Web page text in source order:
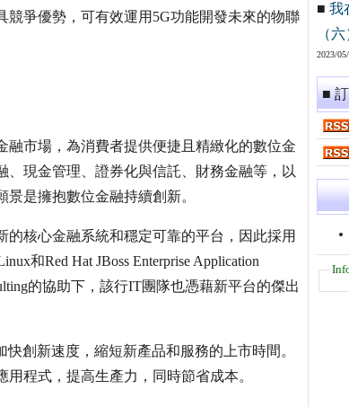
爭優勢，可有效運用5G功能開發未來的物聯
融市場，為消費者提供便捷且精緻化的數位金
現金管理、證券化與信託、財務金融等，以
是擁抱數位金融持續創新。
核心金融系統和穩定可靠的平台，因此採用
和Red Hat JBoss Enterprise Application
的協助下，該行IT團隊也憑藉新平台的傑出
創新速度，縮短新產品和服務的上市時間。
程式，提高生產力，同時節省成本。
■ 我
（
2023/
■